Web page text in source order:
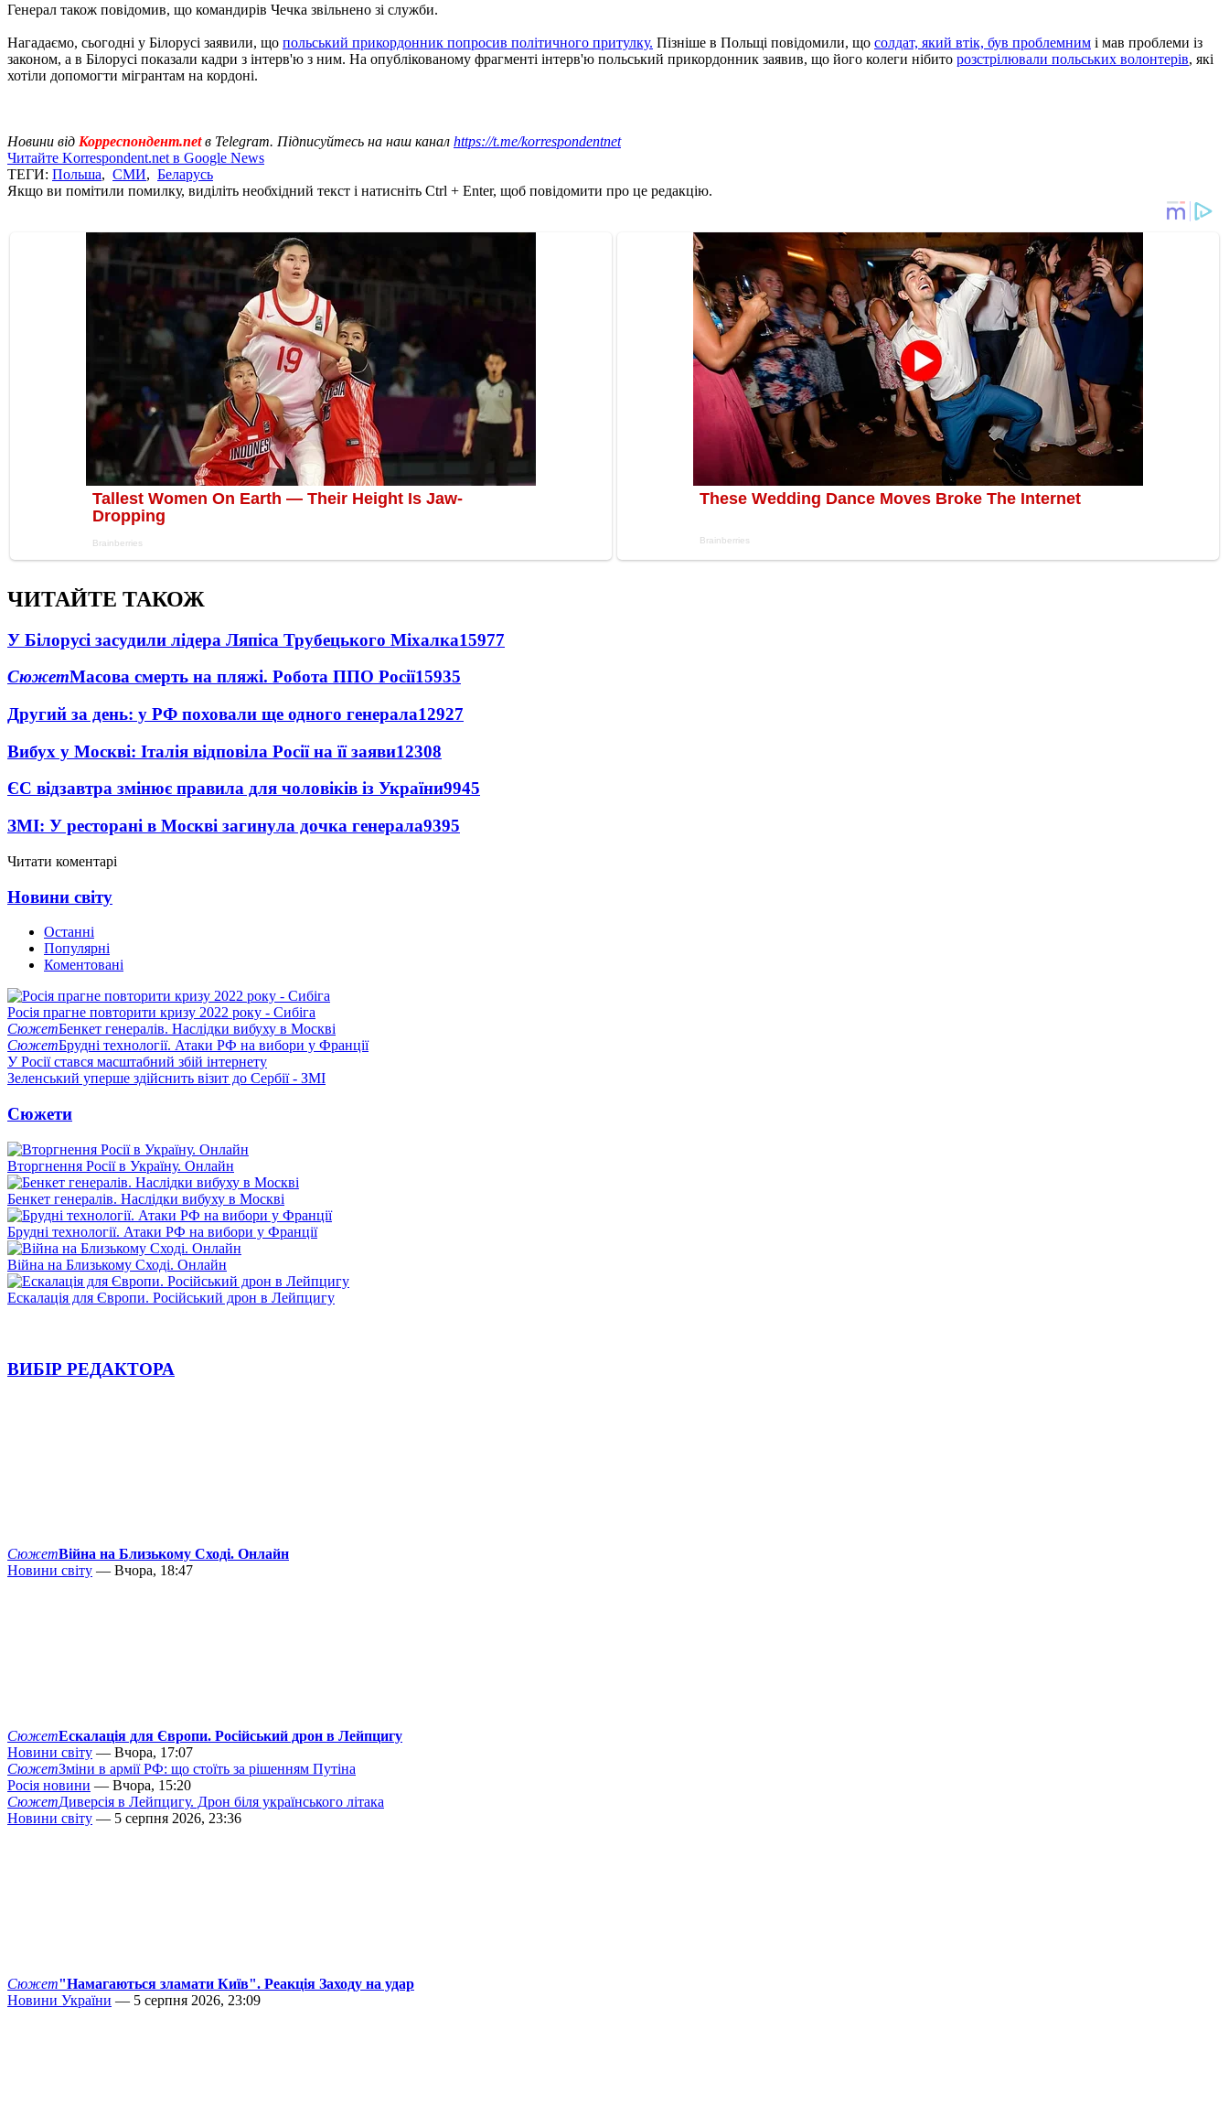
Генерал також повідомив, що командирів Чечка звільнено зі служби.
Нагадаємо, сьогодні у Білорусі заявили, що польський прикордонник попросив політичного притулку. Пізніше в Польщі повідомили, що солдат, який втік, був проблемним і мав проблеми із
законом, а в Білорусі показали кадри з інтерв'ю з ним. На опублікованому фрагменті інтерв'ю польський прикордонник заявив, що його колеги нібито розстрілювали польських волонтерів, які
хотіли допомогти мігрантам на кордоні.
Новини від Корреспондент.netв Telegram. Підписуйтесь на наш канал https://t.me/korrespondentnet
Читайте Korrespondent.net в Google News
ТЕГИ: Польша, СМИ, Беларусь
Якщо ви помітили помилку, виділіть необхідний текст і натисніть Ctrl + Enter, щоб повідомити про це редакцію.
ЧИТАЙТЕ ТАКОЖ
У Білорусі засудили лідера Ляпіса Трубецького Міхалка15977
СюжетМасова смерть на пляжі. Робота ППО Росії15935
Другий за день: у РФ поховали ще одного генерала12927
Вибух у Москві: Італія відповіла Росії на її заяви12308
ЄС відзавтра змінює правила для чоловіків із України9945
ЗМІ: У ресторані в Москві загинула дочка генерала9395
Читати коментарі
Новини світу
Останні
Популярні
Коментовані
Росія прагне повторити кризу 2022 року - Сибіга
СюжетБенкет генералів. Наслідки вибуху в Москві
СюжетБрудні технології. Атаки РФ на вибори у Франції
У Росії стався масштабний збій інтернету
Зеленський уперше здійснить візит до Сербії - ЗМІ
Сюжети
Вторгнення Росії в Україну. Онлайн
Бенкет генералів. Наслідки вибуху в Москві
Брудні технології. Атаки РФ на вибори у Франції
Війна на Близькому Сході. Онлайн
Ескалація для Європи. Російський дрон в Лейпцигу
ВИБІР РЕДАКТОРА
СюжетВійна на Близькому Сході. Онлайн
Новини світу — Вчора, 18:47
СюжетЕскалація для Європи. Російський дрон в Лейпцигу
Новини світу — Вчора, 17:07
СюжетЗміни в армії РФ: що стоїть за рішенням Путіна
Росія новини — Вчора, 15:20
СюжетДиверсія в Лейпцигу. Дрон біля українського літака
Новини світу — 5 серпня 2026, 23:36
Сюжет"Намагаються зламати Київ". Реакція Заходу на удар
Новини України — 5 серпня 2026, 23:09